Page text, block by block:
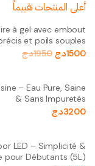
أعلى المنتجات تقييماً
à gel avec embout
et poils souples
1500د.ج 1950د.ج
– Eau Pure, Saine
& Sans Impuretés
3200د.ج
LED – Simplicité &
pour Débutants (5L)